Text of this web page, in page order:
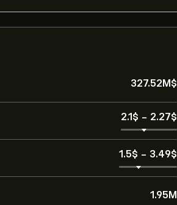
327.52M‎$‎
2.1‎$‎ - 2.27‎$‎
1.5‎$‎ - 3.49‎$‎
1.95M